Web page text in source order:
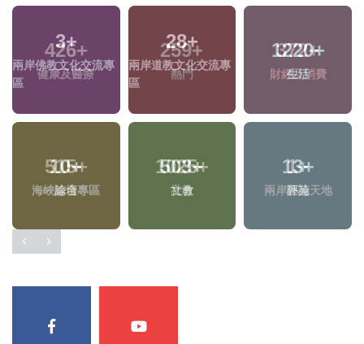
3+
兩岸佛教文化交流專
區
28+
兩岸道教文化交流專
區
1220+
生活
10+
海峽論壇專區
503+
文教
13+
評論